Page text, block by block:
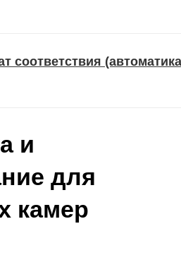
соответствия
и
для
камер